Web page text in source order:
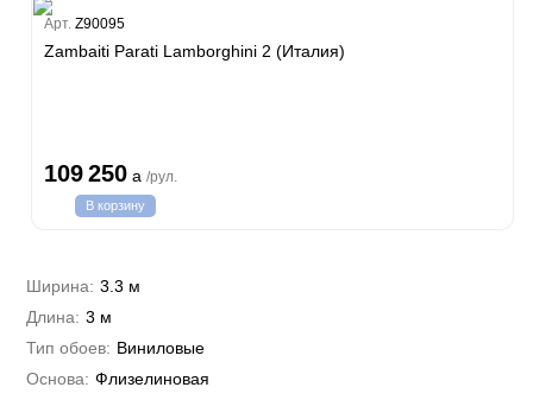
Melodia
Canova
Philipp Plein
Trussardi 6
Lamborghini 2
G.F.Ferre 3
Valentin Yudashkin 5
Roberto Cavalli 8
Андреа Росси
Понза
Вулкано
Иски
Кварта Парете
Коррадо
Джоконда
Бристар
Villa
DECORI&DECORI
Арт.Z90095
Zambaiti Parati Lamborghini 2 (Италия)
109 250 a /рул.
В корзину
Ширина: 3.3 м
Длина: 3 м
Тип обоев: Виниловые
Основа: Флизелиновая